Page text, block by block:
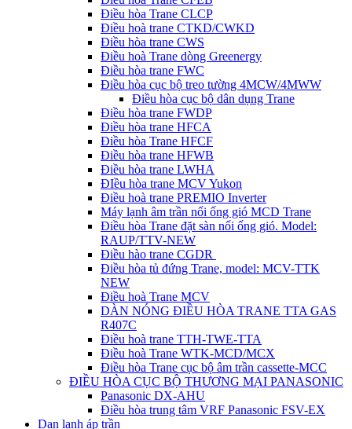
Điều hòa Trane CLCP
Điều hoà trane CTKD/CWKD
Điều hòa trane CWS
Điều hoà Trane dòng Greenergy
Điều hòa trane FWC
Điều hòa cục bộ treo tường 4MCW/4MWW
Điều hòa cục bộ dân dụng Trane
Điều hòa trane FWDP
Điều hòa trane HFCA
Điều hòa Trane HFCF
Điều hòa trane HFWB
Điều hòa trane LWHA
ĐIều hòa trane MCV Yukon
Điều hoà trane PREMIO Inverter
Máy lạnh âm trần nối ống gió MCD Trane
Điều hòa Trane đặt sàn nối ống gió. Model:
RAUP/TTV-NEW
Điều hào trane CGDR
Điều hòa tủ đứng Trane, model: MCV-TTK
NEW
Điều hoà Trane MCV
DÀN NÓNG ĐIỀU HÒA TRANE TTA GAS
R407C
Điều hoà trane TTH-TWE-TTA
Điều hoà Trane WTK-MCD/MCX
Điều hòa Trane cục bộ âm trần cassette-MCC
ĐIỀU HÒA CỤC BỘ THƯƠNG MẠI PANASONIC
Panasonic DX-AHU
Điều hòa trung tâm VRF Panasonic FSV-EX
Dan lạnh áp trần